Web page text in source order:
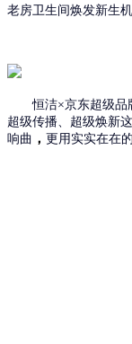
老房卫生间焕发新生机
恒洁×京东超级品
超级传播、超级焕新
响曲 ， 更用实实在在